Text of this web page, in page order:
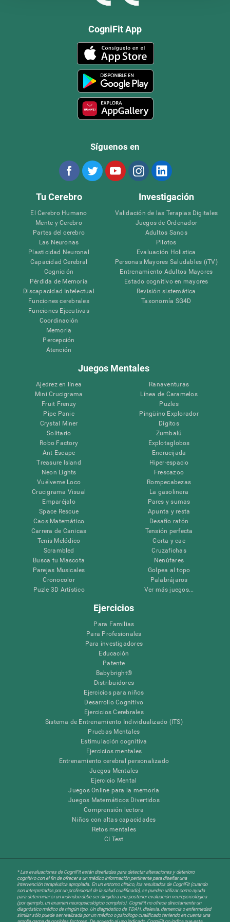
CogniFit App
Síguenos en
Tu Cerebro
El Cerebro Humano
Mente y Cerebro
Partes del cerebro
Las Neuronas
Plasticidad Neuronal
Capacidad Cerebral
Cognición
Pérdida de Memoria
Discapacidad Intelectual
Funciones cerebrales
Funciones Ejecutivas
Coordinación
Memoria
Percepción
Atención
Investigación
Validación de las Terapias Digitales
Juegos de Ordenador
Adultos Sanos
Pilotos
Evaluación Holistica
Personas Mayores Saludables (iTV)
Entrenamiento Adultos Mayores
Estado cognitivo en mayores
Revisión sistemática
Taxonomía SG4D
Juegos Mentales
Ajedrez en línea
Mini Crucigrama
Fruit Frenzy
Pipe Panic
Crystal Miner
Solitario
Robo Factory
Ant Escape
Treasure Island
Neon Lights
Vuélveme Loco
Crucigrama Visual
Emparéjalo
Space Rescue
Caos Matemático
Carrera de Canicas
Tenis Melódico
Scrambled
Busca tu Mascota
Parejas Musicales
Cronocolor
Puzle 3D Artístico
Ranaventuras
Línea de Caramelos
Puzles
Pingüino Explorador
Dígitos
Zumbalú
Explotaglobos
Encrucijada
Hiper-espacio
Frescazoo
Rompecabezas
La gasolinera
Pares y sumas
Apunta y resta
Desafío ratón
Tensión perfecta
Corta y cae
Cruzafichas
Nenúfares
Golpea al topo
Palabrájaros
Ver más juegos...
Ejercicios
Para Familias
Para Profesionales
Para investigadores
Educación
Patente
Babybright®
Distribuidores
Ejercicios para niños
Desarrollo Cognitivo
Ejercicios Cerebrales
Sistema de Entrenamiento Individualizado (ITS)
Pruebas Mentales
Estimulación cognitiva
Ejercicios mentales
Entrenamiento cerebral personalizado
Juegos Mentales
Ejercicio Mental
Juegos Online para la memoria
Juegos Matemáticos Divertidos
Comprensión lectora
Niños con altas capacidades
Retos mentales
CI Test
* Las evaluaciones de CogniFit están diseñadas para detectar alteraciones y deterioro
cognitivo con el fin de ofrecer a un médico información pertinente para diseñar una
intervención terapéutica apropiada. En un entorno clínico, los resultados de CogniFit (cuando
son interpretados por un profesional de la salud cualificado), se pueden utilizar como ayuda
para determinar si un individuo debe ser dirigido a una posterior evaluación neuropsicológica
(por ejemplo, un examen neuropsicológico completo). CogniFit no ofrece directamente un
diagnóstico médico de ningún tipo. Un diagnóstico de TDAH, dislexia, demencia o enfermedad
similar sólo puede ser realizada por un médico o psicólogo cualificado teniendo en cuenta una